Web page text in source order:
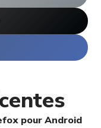
pour Android